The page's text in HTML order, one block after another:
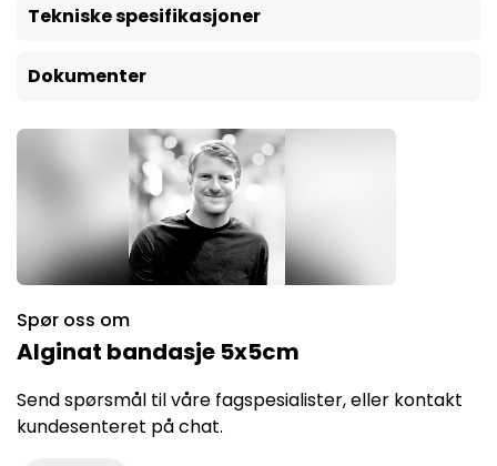
Tekniske spesifikasjoner
Dokumenter
Spør oss om
Alginat bandasje 5x5cm
Send spørsmål til våre fagspesialister, eller kontakt
kundesenteret på chat.